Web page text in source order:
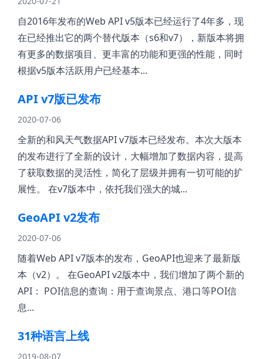
自2016年发布的Web API v5版本已经运行了4年多，现
在已经推出它的两个替代版本（s6和v7），新版本将拥
有更多的数据项目、更丰富的功能和更强的性能，同时
根据v5版本活跃用户已经基本...
API v7版已发布
2020-07-06
全新的和风天气数据API v7版本已经发布。本次大版本
的发布进行了全新的设计，大幅增加了数据内容，提高
了获取数据的灵活性，简化了层级并拥有一切可能的扩
展性。 在v7版本中，依托我们强大的城...
GeoAPI v2发布
2020-07-06
随着Web API v7版本的发布，GeoAPI也迎来了最新版
本（v2）。 在GeoAPI v2版本中，我们增加了两个新的
API： POI信息的查询：用于查询景点、港口等POI信
息...
31种语言上线
2019-08-07